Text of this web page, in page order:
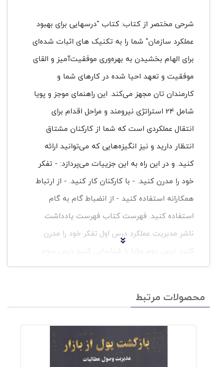
شرحی مختصر از کتاب: کتاب "درسهایی برای بهبود
عملکرد سازمان" شما را به تکنیک های اثبات شده‌ای
برای الهام بخشیدن به بهره‌وری موفقیت‌آمیز و القای
موفقیت و تعهد احیا شده در کارهای شما و
کارمندان تان مجهز می‌کند. این راهنمای موجز و پویا
شامل 24 استراتژی نیرومند و مراحل اقدام برای
انتقال عملکردی است که شما از کارکنان مشتاق
انتظار دارید و نیز انگیزه‌هایی که می‌توانید ارائه
کنید. و در این راه به این جزییات می‌پردازد: - تفکر
خود را مدرن کنید. - با کارکنان کار کنید. - از ارتباط
همکارانه استفاده کنید - از انضباط گام به گام
استفاده کنید. فهرست کتاب فهرست یادداشت
ناشر مدیریت عملکرد درس اول تفکر خود را مدرن
کنید درس دوم مزایا را شناسایی کنید درس سوم
عملکرد را مدیریت کنید درس چهارم با کارکنان کار
ریزی کنید درس ششم اهداف کارکنان را در یک خط
کنید درس هشتم در تمام طول سال در دسترس
باشید درس نهم بر ارتباط تمرکز کنید درس دهم
محصولات مرتبط